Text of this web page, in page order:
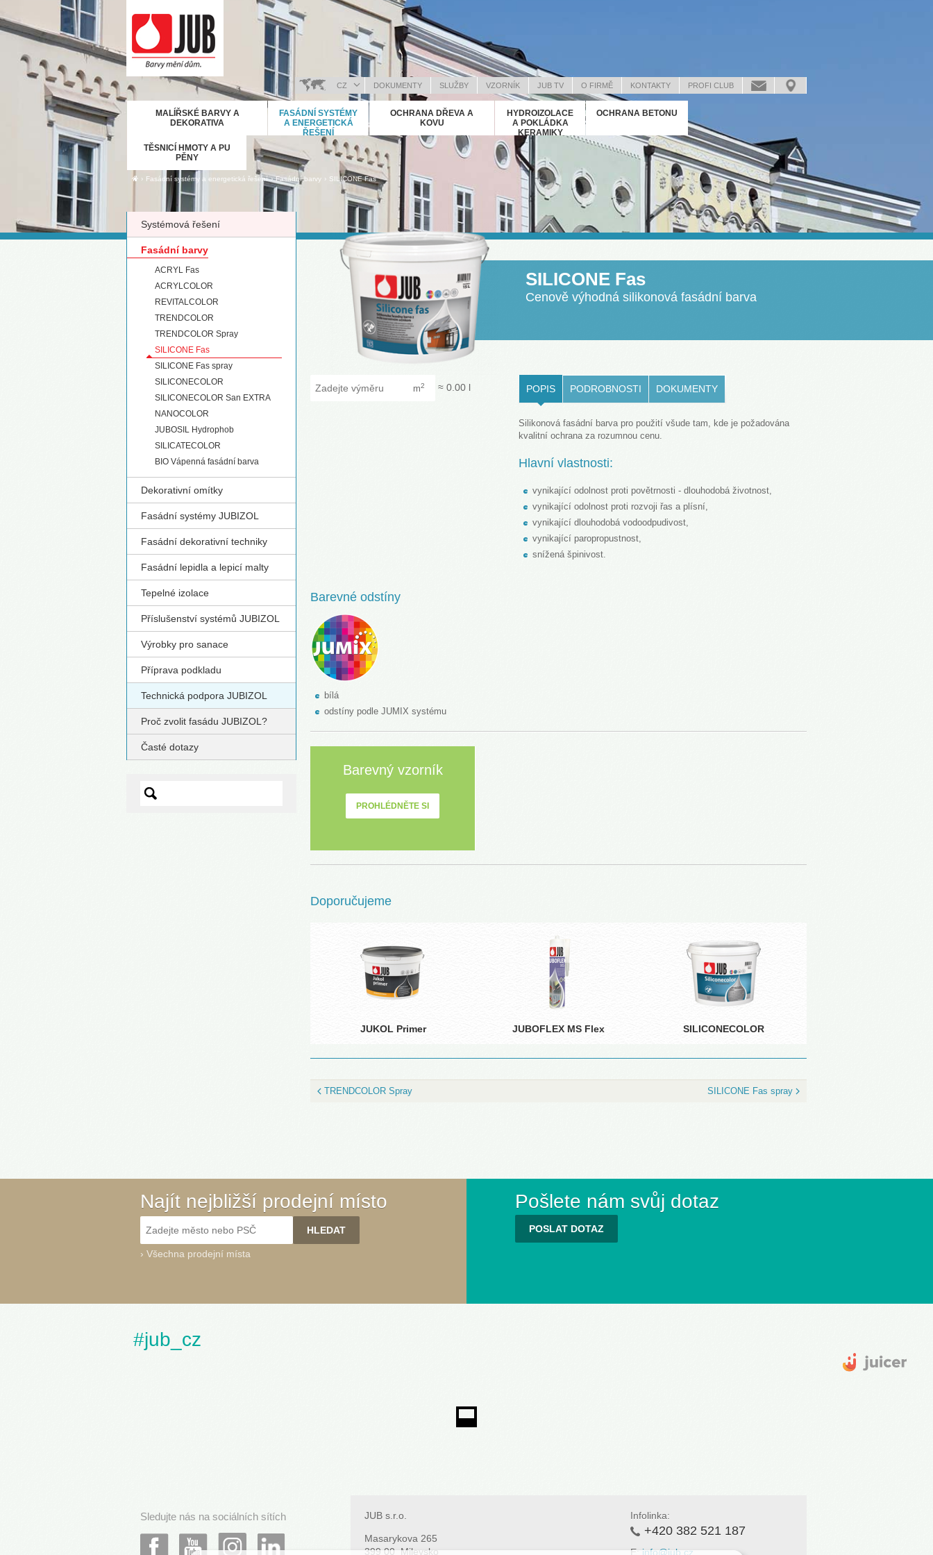
DOKUMENTY SLUŽBY VZORNÍK JUB TV O FIRMĚ KONTAKTY
PROFI CLUB
BOSANSKI (BOSNIAN)
HRVATSKI (CROATIAN)
CZ
ENGLISH (ENGLISH)
DEUTSCH (GERMAN)
ΕΛΛΗΝΙΚΑ (GREEK)
MAGYAR (HUNGARIAN)
ITALIANO (ITALIAN)
МАКЕДОНСКИ (MACEDONIAN)
ROMÂNĂ (ROMANIAN)
РУССКИЙ (RUSSIAN)
СРПСКИ (SERBIAN)
SLOVENČINA (SLOVAK)
SLOVENŠČINA (SLOVENIAN)
MALÍŘSKÉ BARVY A
DEKORATIVA
FASÁDNÍ SYSTÉMY
A ENERGETICKÁ
ŘEŠENÍ
OCHRANA DŘEVA A
KOVU
HYDROIZOLACE
A POKLÁDKA
KERAMIKY
OCHRANA BETONU
TĚSNICÍ HMOTY A PU
PĚNY
› Fasádní systémy a energetická řešení › Fasádní barvy › SILICONE Fas
Systémová řešení
Fasádní barvy
ACRYL Fas
ACRYLCOLOR
REVITALCOLOR
TRENDCOLOR
TRENDCOLOR Spray
SILICONE Fas
SILICONE Fas spray
SILICONECOLOR
SILICONECOLOR San EXTRA
NANOCOLOR
JUBOSIL Hydrophob
SILICATECOLOR
BIO Vápenná fasádní barva
Dekorativní omítky
Fasádní systémy JUBIZOL
Fasádní dekorativní techniky
Fasádní lepidla a lepicí malty
Tepelné izolace
Příslušenství systémů JUBIZOL
Výrobky pro sanace
Příprava podkladu
Technická podpora JUBIZOL
Proč zvolit fasádu JUBIZOL?
Časté dotazy
SILICONE Fas
Cenově výhodná silikonová fasádní barva
POPIS PODROBNOSTI DOKUMENTY
Silikonová fasádní barva pro použití všude tam, kde je požadována
kvalitní ochrana za rozumnou cenu.
Hlavní vlastnosti:
vynikající odolnost proti povětrnosti - dlouhodobá životnost,
vynikající odolnost proti rozvoji řas a plísní,
vynikající dlouhodobá vodoodpudivost,
vynikající paropropustnost,
snížená špinivost.
m2 ≈ 0.00 l
Barevné odstíny
bílá
odstíny podle JUMIX systému
Barevný vzorník
PROHLÉDNĚTE SI
Doporučujeme
JUKOL Primer JUBOFLEX MS Flex SILICONECOLOR
TRENDCOLOR Spray SILICONE Fas spray
Najít nejbližší prodejní místo
› Všechna prodejní místa
Pošlete nám svůj dotaz
POSLAT DOTAZ
#jub_cz
Sledujte nás na sociálních sítích JUB s.r.o.
Masarykova 265
399 00 Milevsko
Infolinka:
+420 382 521 187
E: info@jub.cz